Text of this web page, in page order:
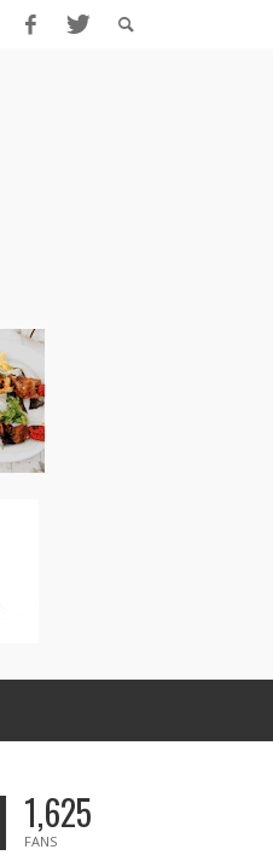
1,625
FANS